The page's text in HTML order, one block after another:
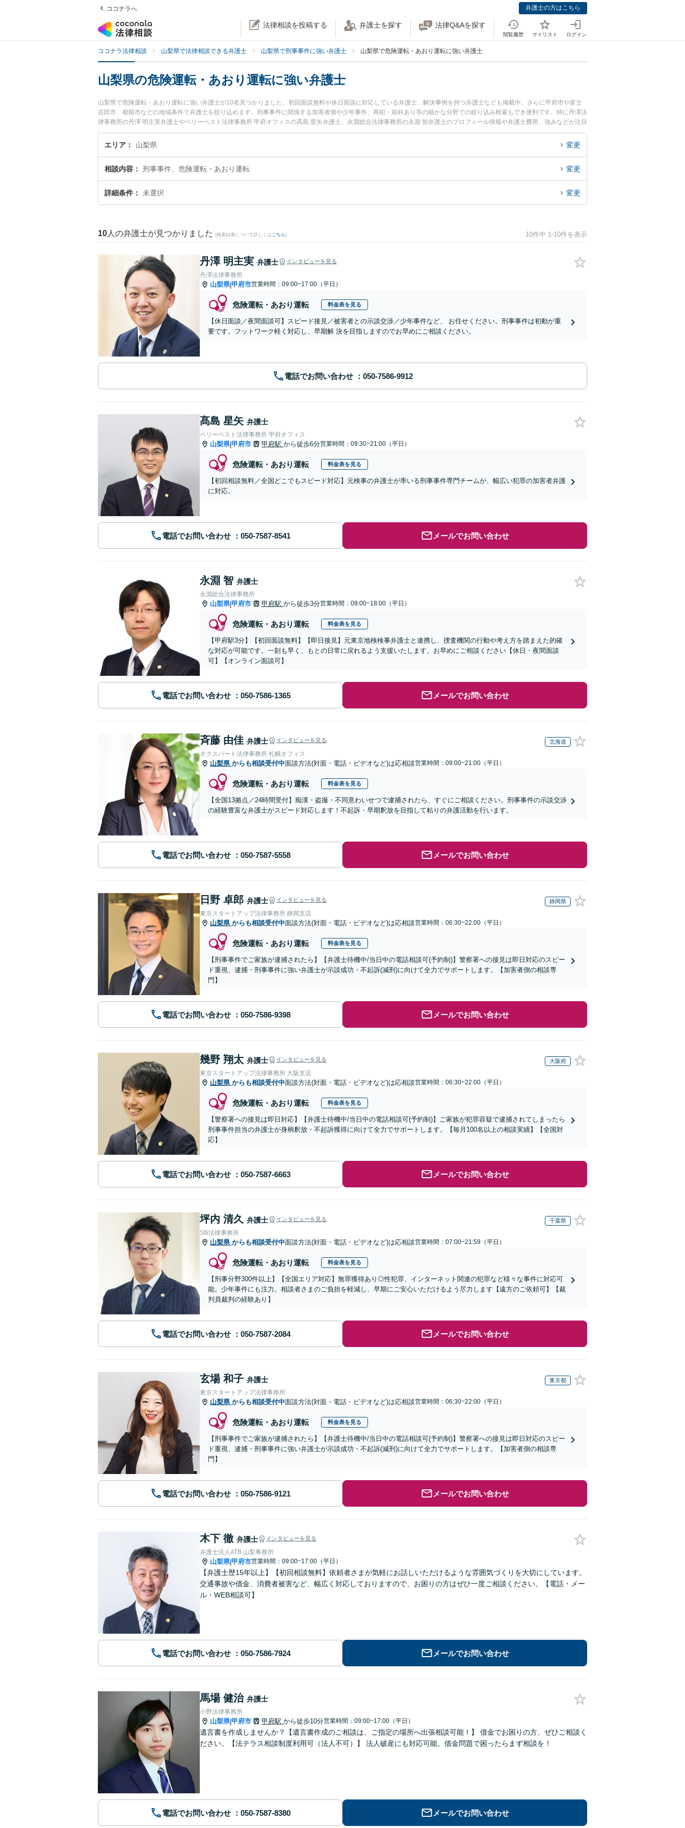
ココナラへ 弁護士の方はこちら
法律相談を投稿する 弁護士を探す 法律Q&Aを探す
閲覧履歴 マイリスト ログイン
ココナラ法律相談 山梨県で法律相談できる弁護士 山梨県で刑事事件に強い弁護士 山梨県で危険運転・あおり運転に強い弁護士
山梨県の危険運転・あおり運転に強い弁護士
山梨県で危険運転・あおり運転に強い弁護士が10名見つかりました。初回面談無料や休日面談に対応している弁護士、解決事例を持つ弁護士なども掲載中。さらに甲府市や富士
吉田市、都留市などの地域条件で弁護士を絞り込めます。刑事事件に関係する加害者側や少年事件、再犯・前科あり等の細かな分野での絞り込み検索もでき便利です。特に丹澤法
律事務所の丹澤 明主実弁護士やベリーベスト法律事務所 甲府オフィスの髙島 星矢弁護士、永淵総合法律事務所の永淵 智弁護士のプロフィール情報や弁護士費用、強みなどが注目
されています。『山梨県で土日や夜間に発生した危険運転・あおり運転のトラブルを今すぐに弁護士に相談したい』『危険運転・あおり運転のトラブル解決の実績豊富な近くの弁
護士を検索したい』『初回相談無料で危険運転・あおり運転を法律相談できる山梨県内の弁護士に相談予約したい』などでお困りの相談者さんにおすすめです。
エリア 山梨県 変更
相談内容 刑事事件、危険運転・あおり運転 変更
詳細条件 未選択 変更
10 人の弁護士が見つかりました (検索結果について詳しくは こちら) 10件中 1-10件を表示
丹澤 明主実 弁護士 インタビューを見る
丹澤法律事務所
山梨県|甲府市営業時間：09:00~17:00（平日）
危険運転・あおり運転 料金表を見る
【休日面談／夜間面談可】スピード接見／被害者との示談交渉／少年事件など、 お任せください。刑事事件は初動が重
要です。フットワーク軽く対応し、早期解 決を目指しますのでお早めにご相談ください。
電話でお問い合わせ
髙島 星矢 弁護士
ベリーベスト法律事務所 甲府オフィス
山梨県|甲府市 甲府駅 から徒歩6分営業時間：09:30~21:00（平日）
危険運転・あおり運転 料金表を見る
【初回相談無料／全国どこでもスピード対応】元検事の弁護士が率いる刑事事件専門チームが、幅広い犯罪の加害者弁護
に対応。
電話でお問い合わせ メールでお問い合わせ
永淵 智 弁護士
永淵総合法律事務所
山梨県|甲府市 甲府駅 から徒歩3分営業時間：09:00~18:00（平日）
危険運転・あおり運転 料金表を見る
【甲府駅3分】【初回面談無料】【即日接見】元東京地検検事弁護士と連携し、捜査機関の行動や考え方を踏まえた的確
な対応が可能です。一刻も早く、もとの日常に戻れるよう支援いたします。お早めにご相談ください【休日・夜間面談
可】【オンライン面談可】
電話でお問い合わせ メールでお問い合わせ
斉藤 由佳 弁護士 インタビューを見る 北海道
ネクスパート法律事務所 札幌オフィス
山梨県 からも相談受付中面談方法(対面・電話・ビデオなど)は応相談営業時間：09:00~21:00（平日）
危険運転・あおり運転 料金表を見る
【全国13拠点／24時間受付】痴漢・盗撮・不同意わいせつで逮捕されたら、すぐにご相談ください。刑事事件の示談交渉
の経験豊富な弁護士がスピード対応します！不起訴・早期釈放を目指して粘りの弁護活動を行います。
電話でお問い合わせ メールでお問い合わせ
日野 卓郎 弁護士 インタビューを見る 静岡県
東京スタートアップ法律事務所 静岡支店
山梨県 からも相談受付中面談方法(対面・電話・ビデオなど)は応相談営業時間：06:30~22:00（平日）
危険運転・あおり運転 料金表を見る
【刑事事件でご家族が逮捕されたら】【弁護士待機中/当日中の電話相談可(予約制)】警察署への接見は即日対応のスピー
ド重視、逮捕・刑事事件に強い弁護士が示談成功・不起訴(減刑)に向けて全力でサポートします。【加害者側の相談専
門】
電話でお問い合わせ メールでお問い合わせ
幾野 翔太 弁護士 インタビューを見る 大阪府
東京スタートアップ法律事務所 大阪支店
山梨県 からも相談受付中面談方法(対面・電話・ビデオなど)は応相談営業時間：06:30~22:00（平日）
危険運転・あおり運転 料金表を見る
【警察署への接見は即日対応】【弁護士待機中/当日中の電話相談可(予約制)】ご家族が犯罪容疑で逮捕されてしまったら
刑事事件担当の弁護士が身柄釈放・不起訴獲得に向けて全力でサポートします。【毎月100名以上の相談実績】【全国対
応】
電話でお問い合わせ メールでお問い合わせ
坪内 清久 弁護士 インタビューを見る 千葉県
Sfil法律事務所
山梨県 からも相談受付中面談方法(対面・電話・ビデオなど)は応相談営業時間：07:00~21:59（平日）
危険運転・あおり運転 料金表を見る
【刑事分野300件以上】【全国エリア対応】無罪獲得あり◎性犯罪、インターネット関連の犯罪など様々な事件に対応可
能。少年事件にも注力。相談者さまのご負担を軽減し、早期にご安心いただけるよう尽力します【遠方のご依頼可】【裁
判員裁判の経験あり】
電話でお問い合わせ メールでお問い合わせ
玄場 和子 弁護士 東京都
東京スタートアップ法律事務所
山梨県 からも相談受付中面談方法(対面・電話・ビデオなど)は応相談営業時間：06:30~22:00（平日）
危険運転・あおり運転 料金表を見る
【刑事事件でご家族が逮捕されたら】【弁護士待機中/当日中の電話相談可(予約制)】警察署への接見は即日対応のスピー
ド重視、逮捕・刑事事件に強い弁護士が示談成功・不起訴(減刑)に向けて全力でサポートします。【加害者側の相談専
門】
電話でお問い合わせ メールでお問い合わせ
木下 徹 弁護士 インタビューを見る
弁護士法人ATB 山梨事務所
山梨県|甲府市営業時間：09:00~17:00（平日）
【弁護士歴15年以上】【初回相談無料】依頼者さまが気軽にお話しいただけるような雰囲気づくりを大切にしています。
交通事故や借金、消費者被害など、幅広く対応しておりますので、お困りの方はぜひ一度ご相談ください。【電話・メー
ル・WEB相談可】
電話でお問い合わせ メールでお問い合わせ
馬場 健治 弁護士
小野法律事務所
山梨県|甲府市 甲府駅 から徒歩10分営業時間：09:00~17:00（平日）
遺言書を作成しませんか？【遺言書作成のご相談は、ご指定の場所へ出張相談可能！】 借金でお困りの方、ぜひご相談く
ださい。【法テラス相談制度利用可（法人不可）】 法人破産にも対応可能。借金問題で困ったらまず相談を！
電話でお問い合わせ メールでお問い合わせ